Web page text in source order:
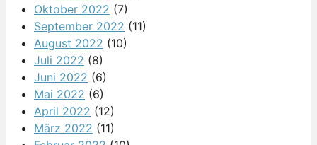
Oktober 2022 (7)
September 2022 (11)
August 2022 (10)
Juli 2022 (8)
Juni 2022 (6)
Mai 2022 (6)
April 2022 (12)
März 2022 (11)